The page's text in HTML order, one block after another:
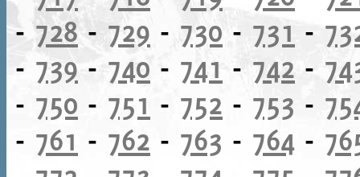
-728- 729 - 730 - 731 -
- 739 - 740 - 741 - 742 -
- 750 - 751 - 752 - 753 -
- 761 - 762 - 763 - 764 -